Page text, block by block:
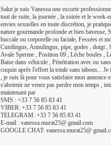
Salut je suis Vanessa une escorte
tout de suite, la journée , la soirée et le week-
envies sexuelles en toute discrétion, je
nature gourmande profonde et bien baveuse,
buccale ou corporelle ou faciale, Fessées et
Cunilingus, Annulingus, pipe, godes , doigt ,
Avale Sperme , Position 69 , Lèche boules ,
Baise dans véhicule , Pénétration avec ou
coquin après l'effort la totale sans tabous... Je
, je suis là pour vous satisfaire mon annonce
s'abstenir ne venez pas perdre mon temps ,
maintenant par
SMS : +33 7 56 85 83 41
VIBER: +33 7 56 85 83 41
TELEGRAM: +33 7 56 85 83 41
E-mail : vanessa.murat25@ gmail.com
GOOGLE CHAT: vanessa.murat25@